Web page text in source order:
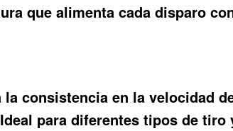
que alimenta cada disparo
la consistencia en la velocidad
Ideal para diferentes tipos de tiro